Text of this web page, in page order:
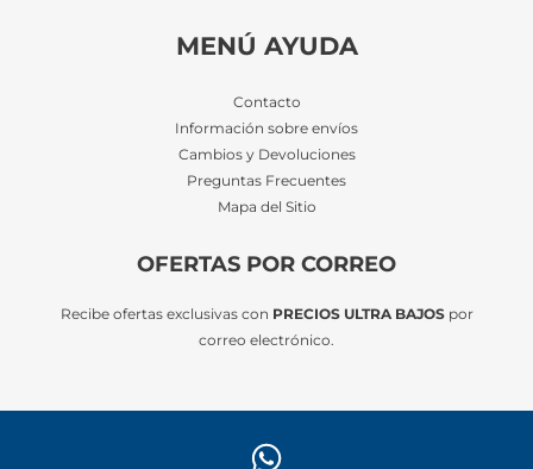
MENÚ AYUDA
Contacto
Información sobre envíos
Cambios y Devoluciones
Preguntas Frecuentes
Mapa del Sitio
OFERTAS POR CORREO
Recibe ofertas exclusivas con PRECIOS ULTRA BAJOSpor
correo electrónico.